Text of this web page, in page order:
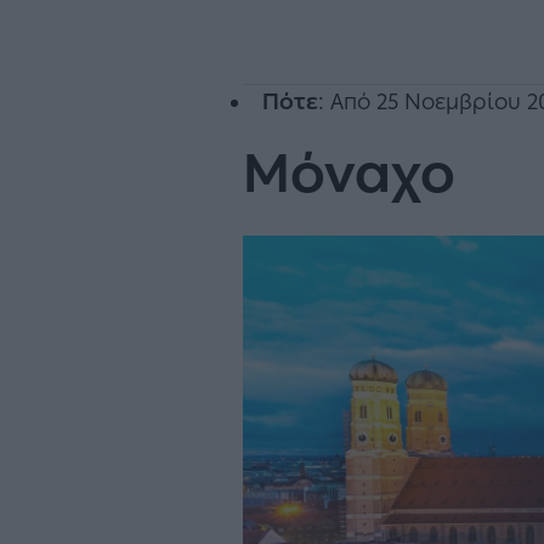
Πότε: Από 25 Νοεμβρίου
Μόναχο